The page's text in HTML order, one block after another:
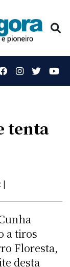
tenta
|
a tiros
Floresta,
desta